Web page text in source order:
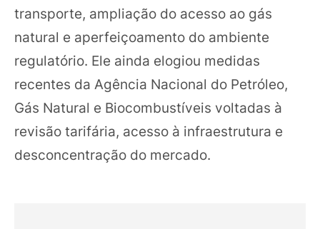
transporte, ampliação do acesso ao gás
natural e aperfeiçoamento do ambiente
regulatório. Ele ainda elogiou medidas
recentes da Agência Nacional do Petróleo,
Gás Natural e Biocombustíveis voltadas à
revisão tarifária, acesso à infraestrutura e
desconcentração do mercado.